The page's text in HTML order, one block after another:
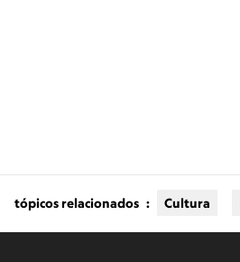
tópicos relacionados : Cultura